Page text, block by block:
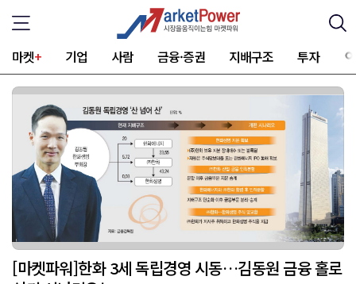
마켓+ 기업 사람 금융·증권 지배구조 투자
[마켓파워]한화 3세 독립경영 시동…김동원 금융 홀로